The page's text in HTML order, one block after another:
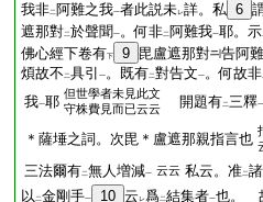
我非二 阿難之我一者此説未レ詳。私 6
遮那對二於聲聞一。何非二 阿難我一耶。示
佛心經下卷有下 9 毘盧遮那對 告阿難
煩故不 二具引 一。既有二對告文一。何故非
我一耶 但世學者未見此文
守株費見而已云云
開題有二三釋一
＊薩埵之詞。次毘＊盧遮那親指言也
三法爾有二無人増減一 云云 私云。准二
以 二金剛手一 10 云 レ爲二結集者一也。